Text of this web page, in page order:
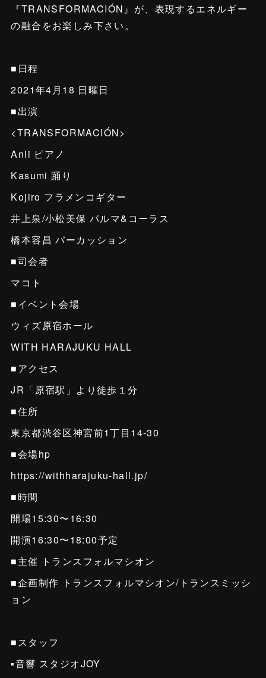
『TRANSFORMACIÓN』が、表現するエネルギー
の融合をお楽しみ下さい。
■日程
2021年4月18 日曜日
■出演
<TRANSFORMACIÓN>
Anli ピアノ
Kasumi 踊り
Kojiro フラメンコギター
井上泉/小松美保 パルマ&コーラス
橋本容昌 パーカッション
■司会者
マコト
■イベント会場
ウィズ原宿ホール
WITH HARAJUKU HALL
■アクセス
JR「原宿駅」より徒歩１分
■住所
東京都渋谷区神宮前1丁目14-30
■会場hp
https://withharajuku-hall.jp/
■時間
開場15:30〜16:30
開演16:30〜18:00予定
■主催 トランスフォルマシオン
■企画制作 トランスフォルマシオン/トランスミッシ
ョン
■スタッフ
▪️音響 スタジオJOY